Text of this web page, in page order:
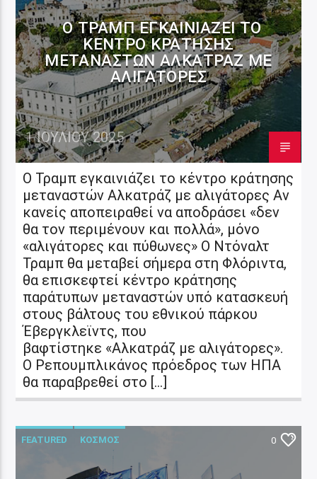
Ο ΤΡΑΜΠ ΕΓΚΑΙΝΙΆΖΕΙ ΤΟ
ΚΈΝΤΡΟ ΚΡΆΤΗΣΗΣ
ΜΕΤΑΝΑΣΤΏΝ ΑΛΚΑΤΡΆΖ ΜΕ
ΑΛΙΓΆΤΟΡΕΣ
1 ΙΟΥΛΊΟΥ 2025
Ο Τραμπ εγκαινιάζει το κέντρο κράτησης
μεταναστών Αλκατράζ με αλιγάτορες Αν
κανείς αποπειραθεί να αποδράσει «δεν
θα τον περιμένουν και πολλά», μόνο
«αλιγάτορες και πύθωνες» Ο Ντόναλτ
Τραμπ θα μεταβεί σήμερα στη Φλόριντα,
θα επισκεφτεί κέντρο κράτησης
παράτυπων μεταναστών υπό κατασκευή
στους βάλτους του εθνικού πάρκου
Έβεργκλεϊντς, που
βαφτίστηκε «Αλκατράζ με αλιγάτορες».
Ο Ρεπουμπλικάνος πρόεδρος των ΗΠΑ
θα παραβρεθεί στο […]
FEATURED ΚΟΣΜΟΣ 0